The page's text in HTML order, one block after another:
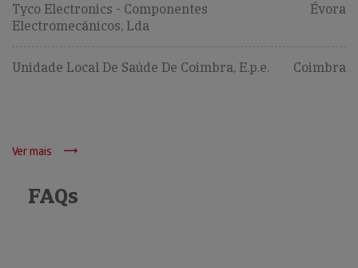
Tyco Electronics - Componentes
Electromecânicos, Lda
Évora
Unidade Local De Saúde De Coimbra, E.p.e. Coimbra
Ver mais
FAQs